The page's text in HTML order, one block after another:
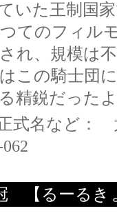
いた王制国
てのフィル
れ、規模は
この騎士団
精鋭だった
式名など：
【るーるき